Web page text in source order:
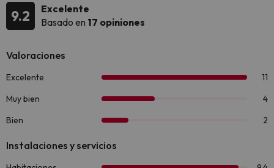
9.2
Excelente
Basado en 17 opiniones